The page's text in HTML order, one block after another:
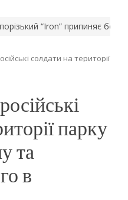
“Iron” припиняє
солдати на території
парку
та
в